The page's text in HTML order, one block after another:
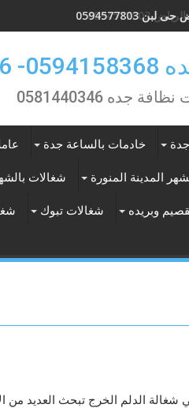
0594577803
جده 0581440346
خادمات بالساعة جدة
المدينة المنورة شغالات
وبريده شغالات تبوك
شغالة الدلم الخرج تبحث العديد من